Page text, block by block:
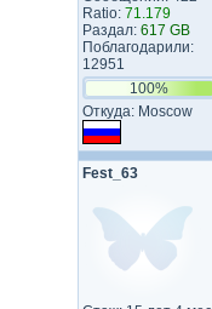
Ratio: 71.179
Раздал: 617 GB
Поблагодарили:
12951
100%
Откуда: Moscow
Fest_63